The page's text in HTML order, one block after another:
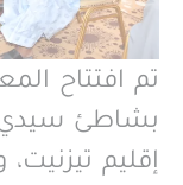
تم افتتاح
بشاطئ سيدي
إقليم